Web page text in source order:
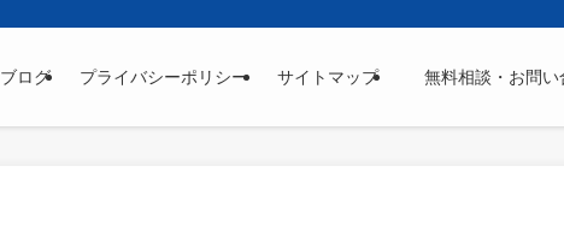
ブログ プライバシーポリシー サイトマップ 無料相談・お問い